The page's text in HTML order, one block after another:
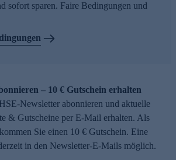
sofort sparen. Faire Bedingungen und
– 10 € Gutschein erhalten
Newsletter abonnieren und aktuelle
& Gutscheine per E-Mail erhalten. Als
Sie einen 10 € Gutschein. Eine
in den Newsletter-E-Mails möglich.